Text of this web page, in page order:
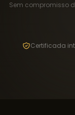
Sem compromisso
Certificada